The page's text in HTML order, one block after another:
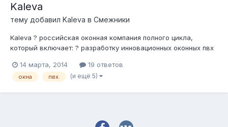
Kaleva
тему добавил Kaleva в Смежники
Kaleva ? российская оконная компания полного цикла,
который включает: ? разработку инновационных оконных пвх
пластиковых окон; ? полный комплекс услуг по доставке
изделий в дома Клиентов и их установку, отделку оконных
14 марта, 2014 19 ответов
окна пвх. (и ещё 5)